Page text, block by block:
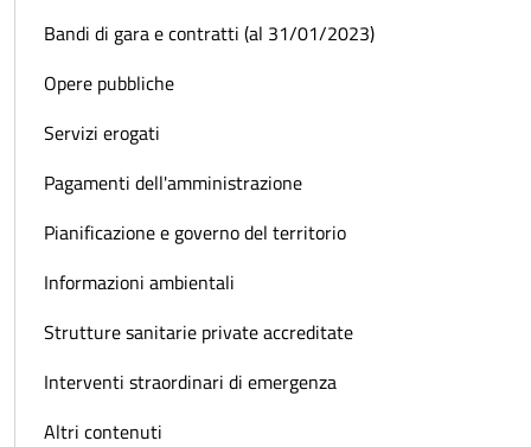
Bandi di gara e contratti (al 31/01/2023)
Opere pubbliche
Servizi erogati
Pagamenti dell'amministrazione
Pianificazione e governo del territorio
Informazioni ambientali
Strutture sanitarie private accreditate
Interventi straordinari di emergenza
Altri contenuti